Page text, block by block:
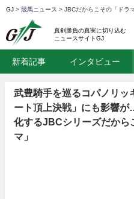
GJ > 競馬ニュース > JBCだからこその「ドラマ
真剣勝負の真実に切り込む
ニュースサイトGJ
新着記事 インタビュー
武豊騎手を巡るコパノリッ
ート頂上決戦」にも影響
化するJBCシリーズだから
マ」